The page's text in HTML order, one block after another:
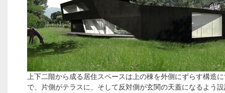
上下二階から成る居住スペースは上の棟を外側にずらす構造
で、片側がテラスに、そして反対側が玄関の天蓋になるよう